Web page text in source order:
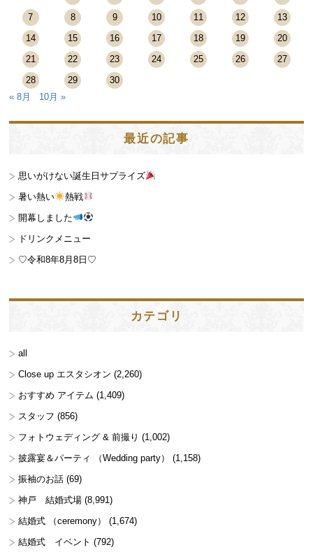
7
8 9 10 11 12
13
14
15 16 17 18 19
20
21
22 23 24 25 26
27
28
29
30
« 8月
10月 »
最近の記事
思いがけない誕生日サプライズ
暑い熱い
熱戦
開幕しました
ドリンクメニュー
♡令和8年8月8日♡
カテゴリ
all
Close up エスタシオン (2,260)
おすすめ アイテム (1,409)
スタッフ (856)
フォトウェディング & 前撮り (1,002)
披露宴＆パーティ （Wedding party）
(1,158)
振袖のお話 (69)
神戸 結婚式場 (8,991)
結婚式 （ceremony）
(1,674)
結婚式 イベント (792)